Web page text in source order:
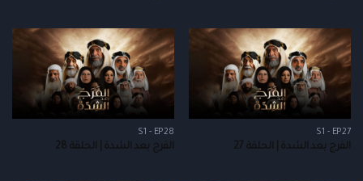
S1 - EP27
الفرج بعد الشدة | الحلقة 27
S1 - EP28
الفرج بعد الشدة | الحلقة 28